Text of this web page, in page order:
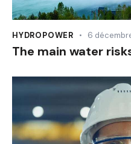
HYDROPOWER 6
The main water